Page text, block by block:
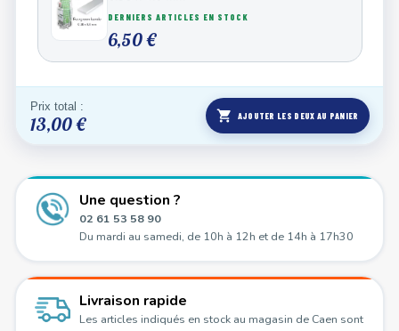
DERNIERS ARTICLES EN STOCK
6,50 €
Prix total :
13,00 € shopping_cart AJOUTER LES DEUX AU PANIER
Une question ?
02 61 53 58 90
Du mardi au samedi, de 10h à 12h et de 14h à 17h30
Livraison rapide
Les articles indiqués en stock au magasin de Caen sont